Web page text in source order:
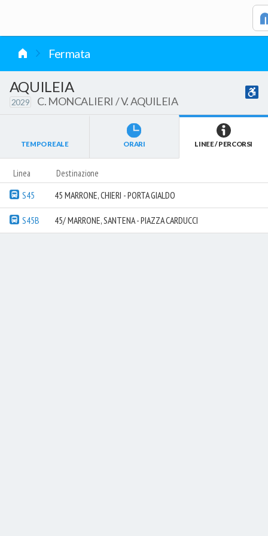
Fermata
AQUILEIA
2029 C. MONCALIERI / V. AQUILEIA
TEMPO REALE ORARI LINEE / PERCORSI
Linea Destinazione
S45 45 MARRONE, CHIERI - PORTA GIALDO
S45B 45/ MARRONE, SANTENA - PIAZZA CARDUCCI